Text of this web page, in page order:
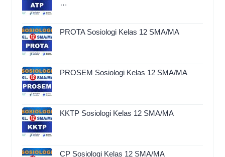
…
PROTA Sosiologi Kelas 12 SMA/MA
PROSEM Sosiologi Kelas 12 SMA/MA
KKTP Sosiologi Kelas 12 SMA/MA
CP Sosiologi Kelas 12 SMA/MA